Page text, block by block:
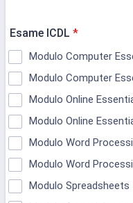
Esame ICDL *
Modulo Computer
Modulo Computer
Modulo Online
Modulo Online
Modulo Word
Modulo Word
Modulo Spreadsheets